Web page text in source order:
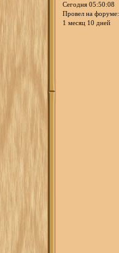
Сегодня 05:50:08
Провел на форуме:
1 месяц 10 дней